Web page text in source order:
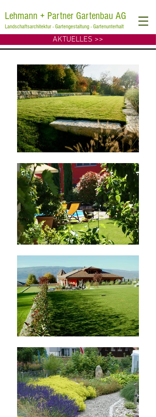
Lehmann + Partner Gartenbau AG
Landschaftsarchitektur - Gartengestaltung - Gartenunterhalt
AKTUELLES >>